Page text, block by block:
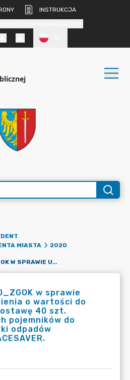
INSTRUKCJA
MIASTA
2020
OR.0050.982.2020_ZGOK W SPRAWIE UDZIELENIA ZAMÓWIENIA O WARTOŚCI DO 30.000 EURO NA DOSTAWĘ 40 SZT. FABRYCZNIE NOWYCH POJEMNIKÓW DO SELEKTYWNEJ ZBIÓRKI ODPADÓW TYPU"DZWON" SPACESAVER.
w sprawie
o wartości do
40 szt.
pojemników do
odpadów